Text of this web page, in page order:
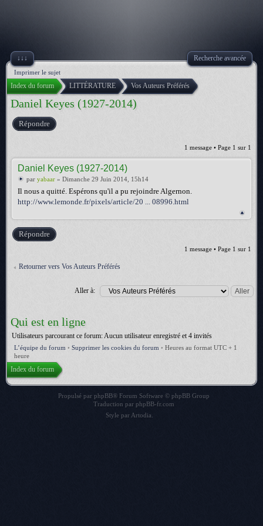
↓↓↓ Recherche avancée
Imprimer le sujet
Index du forum LITTÉRATURE Vos Auteurs Préférés
Daniel Keyes (1927-2014)
Répondre
1 message • Page 1 sur 1
Daniel Keyes (1927-2014)
par yabaar » Dimanche 29 Juin 2014, 15h14
Il nous a quitté. Espérons qu'il a pu rejoindre Algernon.
http://www.lemonde.fr/pixels/article/20 ... 08996.html
Répondre
1 message • Page 1 sur 1
Retourner vers Vos Auteurs Préférés
Aller à:
Qui est en ligne
Utilisateurs parcourant ce forum: Aucun utilisateur enregistré et 4 invités
L’équipe du forum • Supprimer les cookies du forum • Heures au format UTC + 1
heure
Index du forum
Propulsé par phpBB® Forum Software © phpBB Group
Traduction par phpBB-fr.com
Style par Artodia